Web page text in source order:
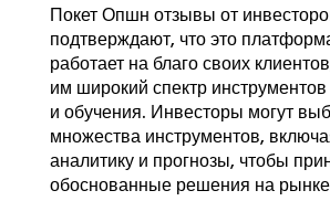
Покет Опшн отзывы от
подтверждают, что это
работает на благо своих
им широкий спектр
и обучения. Инвесторы могут
множества инструментов,
аналитику и прогнозы, чтобы
обоснованные решения на